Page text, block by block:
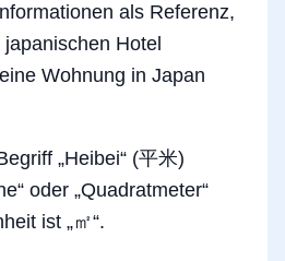
als Referenz,
Hotel
Wohnung in Japan
„Heibei“ (平米)
oder „Quadratmeter“
ist „㎡“.